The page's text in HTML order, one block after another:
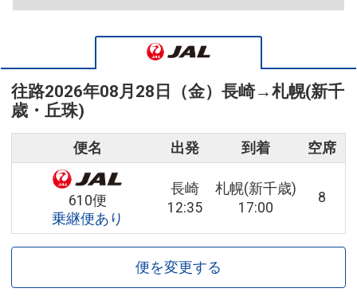
往路2026年08月28日（金） 長崎→札幌(新千
歳・丘珠)
便名 出発 到着 空席
610便
乗継便あり
長崎
12:35
札幌(新千歳)
17:00
8
便を変更する